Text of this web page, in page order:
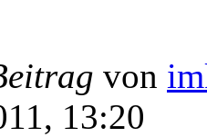
von
13:20